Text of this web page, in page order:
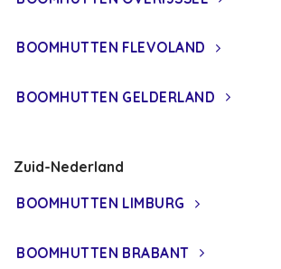
BOOMHUTTEN FLEVOLAND
BOOMHUTTEN GELDERLAND
Zuid-Nederland
BOOMHUTTEN LIMBURG
BOOMHUTTEN BRABANT